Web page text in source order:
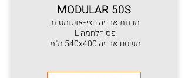
MODULAR 50S
מכונת אריזה חצי-אוטומטית
פס הלחמה L
משטח אריזה 540x400 מ"מ